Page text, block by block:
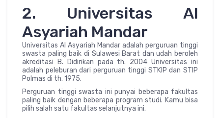
2. Universitas Al
Asyariah Mandar
Universitas Al Asyariah Mandar adalah perguruan tinggi
swasta paling baik di Sulawesi Barat dan udah beroleh
akreditasi B. Didirikan pada th. 2004 Universitas ini
adalah peleburan dari perguruan tinggi STKIP dan STIP
Polmas di th. 1975.
Perguruan tinggi swasta ini punyai beberapa fakultas
paling baik dengan beberapa program studi. Kamu bisa
pilih salah satu fakultas selanjutnya ini.